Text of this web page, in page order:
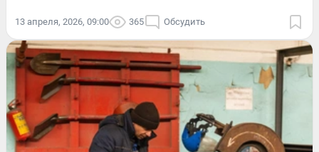
13 апреля, 2026, 09:00 365 Обсудить